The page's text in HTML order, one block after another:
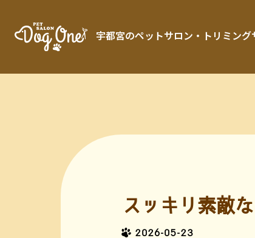
宇都宮のペットサロン・トリミン
スッキリ素敵
2026-05-23